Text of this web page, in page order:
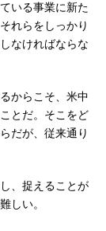
いる事業に新た
れらをしっかり
なければならな
からこそ、米中
とだ。そこをど
だが、従来通り
、捉えることが
しい。